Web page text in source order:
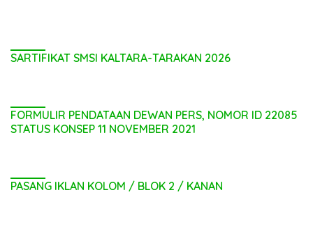
SARTIFIKAT SMSI KALTARA-TARAKAN 2026
FORMULIR PENDATAAN DEWAN PERS, NOMOR ID 22085
STATUS KONSEP 11 NOVEMBER 2021
PASANG IKLAN KOLOM / BLOK 2 / KANAN